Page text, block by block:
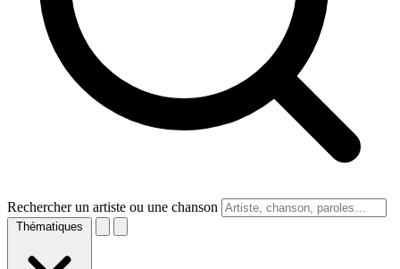
Rechercher un artiste ou une chanson
Thématiques